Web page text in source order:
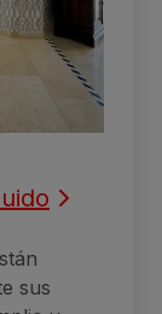
sus